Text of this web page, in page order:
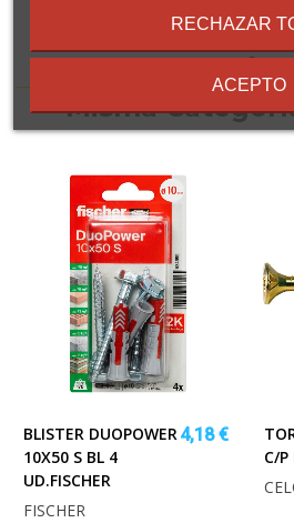
16 Otros
Misma
BLISTER DUOPOWER
10X50 S BL 4
UD.FISCHER
4,18 €
FISCHER
C/
términos
condiciones
RECHAZAR
ACEPTO